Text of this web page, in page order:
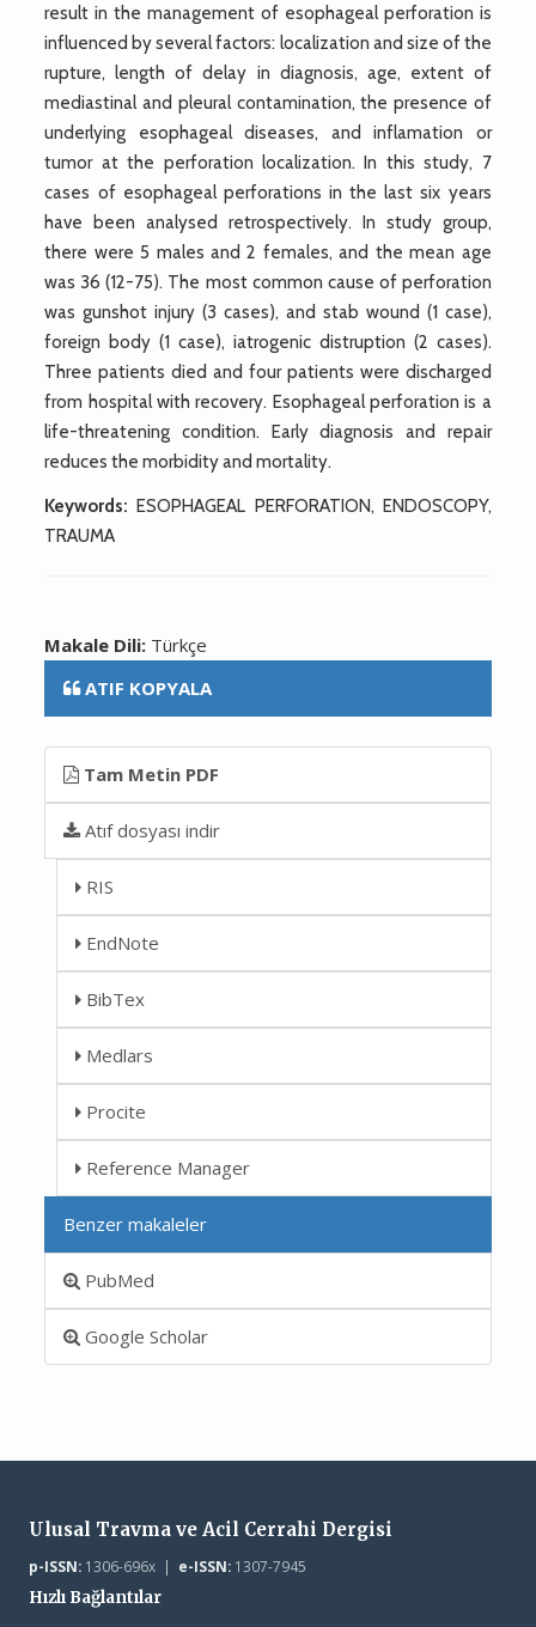
result in the management of esophageal perforation is
influenced by several factors: localization and size of the
rupture, length of delay in diagnosis, age, extent of
mediastinal and pleural contamination, the presence of
underlying esophageal diseases, and inflamation or
tumor at the perforation localization. In this study, 7
cases of esophageal perforations in the last six years
have been analysed retrospectively. In study group,
there were 5 males and 2 females, and the mean age
was 36 (12-75). The most common cause of perforation
was gunshot injury (3 cases), and stab wound (1 case),
foreign body (1 case), iatrogenic distruption (2 cases).
Three patients died and four patients were discharged
from hospital with recovery. Esophageal perforation is a
life-threatening condition. Early diagnosis and repair
reduces the morbidity and mortality.
Keywords: ESOPHAGEAL PERFORATION, ENDOSCOPY,
TRAUMA
Makale Dili: Türkçe
ATIF KOPYALA
Tam Metin PDF
Atıf dosyası indir
RIS
EndNote
BibTex
Medlars
Procite
Reference Manager
Benzer makaleler
PubMed
Google Scholar
Ulusal Travma ve Acil Cerrahi Dergisi
p-ISSN:1306-696x | e-ISSN:1307-7945
Hızlı Bağlantılar